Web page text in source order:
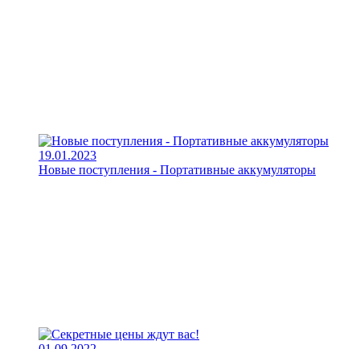
19.01.2023
Новые поступления - Портативные аккумуляторы